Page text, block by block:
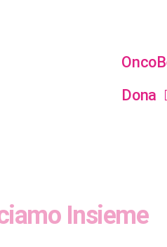
Dona
Insieme